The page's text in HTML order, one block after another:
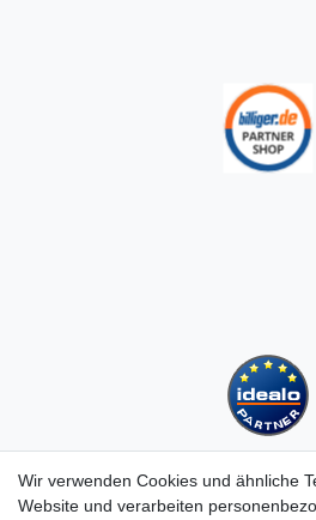
Wir verwenden Cookies und ähnliche
Website und verarbeiten